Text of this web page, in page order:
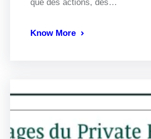
que des actions, des…
Know More